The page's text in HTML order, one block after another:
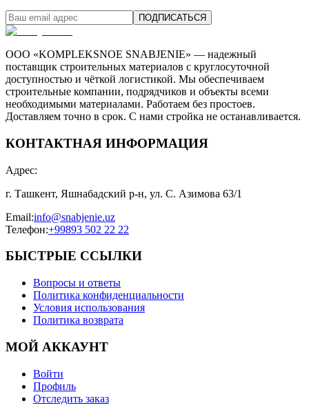
ПОДПИСАТЬСЯ
ООО «KOMPLEKSNOE SNABJENIE» — надежный
поставщик строительных материалов с круглосуточной
доступностью и чёткой логистикой. Мы обеспечиваем
строительные компании, подрядчиков и объекты всеми
необходимыми материалами. Работаем без простоев.
Доставляем точно в срок. С нами стройка не останавливается.
КОНТАКТНАЯ ИНФОРМАЦИЯ
Адрес:
г. Ташкент, Яшнабадский р-н, ул. С. Азимова 63/1
Email:info@snabjenie.uz
Телефон:+99893 502 22 22
БЫСТРЫЕ ССЫЛКИ
Вопросы и ответы
Политика конфиденциальности
Условия использования
Политика возврата
МОЙ АККАУНТ
Войти
Профиль
Отследить заказ